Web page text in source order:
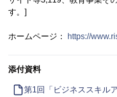
す。]
ホームページ： https://
添付資料
第1回「ビジネススキル